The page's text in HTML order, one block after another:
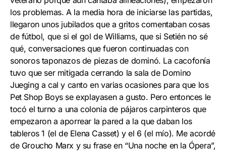
los problemas. A la media hora de iniciarse las partidas,
llegaron unos jubilados que a gritos comentaban cosas
de fútbol, que si el gol de Williams, que si Setién no sé
qué, conversaciones que fueron continuadas con
sonoros taponazos de piezas de dominó. La cacofonía
tuvo que ser mitigada cerrando la sala de Domino
Jueging a cal y canto en varias ocasiones para que los
Pet Shop Boys se explayasen a gusto. Pero entonces le
tocó el turno a una colonia de pájaros carpinteros que
empezaron a aporrear la pared a la que daban los
tableros 1 (el de Elena Casset) y el 6 (el mío). Me acordé
de Groucho Marx y su frase en “Una noche en la Ópera”,